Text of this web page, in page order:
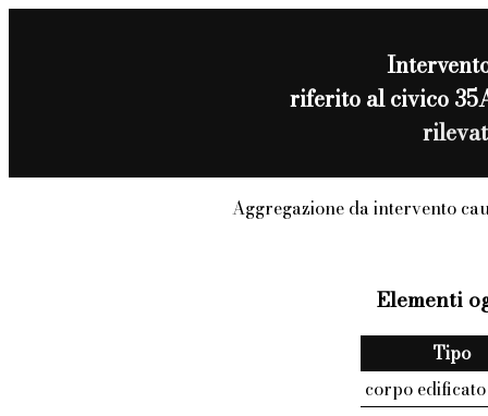
riferito al civico
Aggregazione da intervento
Elementi
Tipo
corpo edificato